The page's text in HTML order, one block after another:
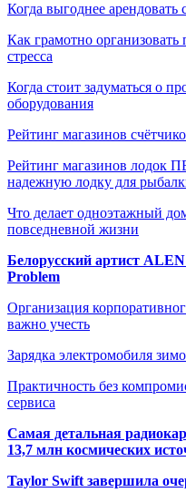
Когда выгоднее арендовать
Как грамотно
стресса
Когда стоит задуматься о
оборудования
Рейтинг магазинов
Рейтинг магазинов лодок
надежную лодку для
Что делает одноэтажный
повседневной жизни
Белорусский артист
Problem
Организация
важно учесть
Зарядка электромобиля
Практичность без
сервиса
Самая детальная
13,7 млн космических
Taylor Swift завершила